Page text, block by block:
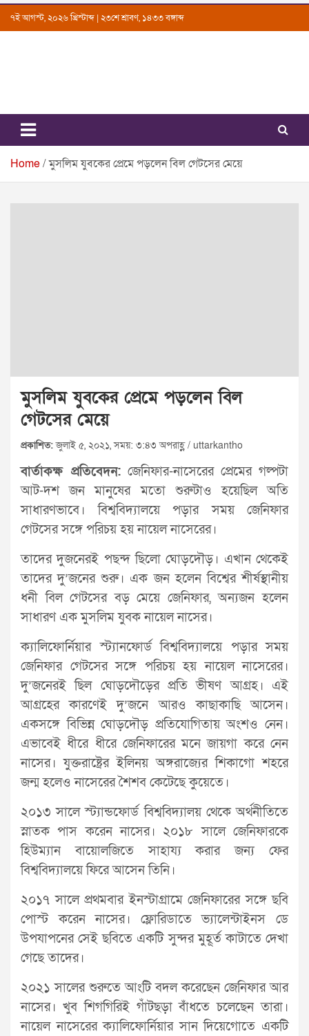
Skip৭ই আগস্ট, ২০২৬ খ্রিস্টাব্দ | ২৩শে শ্রাবণ, ১৪৩৩ বঙ্গাব্দ
Uttarkantho
News Portal
Home মুসলিম যুবকের প্রেমে পড়লেন বিল গেটসের মেয়ে
মুসলিম যুবকের প্রেমে পড়লেন বিল
গেটসের মেয়ে
প্রকাশিত:জুলাই ৫, ২০২১, সময়: ৩:৪৩ অপরাহ্ণ / uttarkantho
বার্তাকক্ষ প্রতিবেদন: জেনিফার-নাসেরের প্রেমের গল্পটা
আট-দশ জন মানুষের মতো শুরুটাও হয়েছিল অতি
সাধারণভাবে। বিশ্ববিদ্যালয়ে পড়ার সময় জেনিফার
গেটসের সঙ্গে পরিচয় হয় নায়েল নাসেরের।
তাদের দুজনেরই পছন্দ ছিলো ঘোড়দৌড়। এখান থেকেই
তাদের দু’জনের শুরু। এক জন হলেন বিশ্বের শীর্ষস্থানীয়
ধনী বিল গেটসের বড় মেয়ে জেনিফার, অন্যজন হলেন
সাধারণ এক মুসলিম যুবক নায়েল নাসের।
ক্যালিফোর্নিয়ার স্ট্যানফোর্ড বিশ্ববিদ্যালয়ে পড়ার সময়
জেনিফার গেটসের সঙ্গে পরিচয় হয় নায়েল নাসেরের।
দু’জনেরই ছিল ঘোড়দৌড়ের প্রতি ভীষণ আগ্রহ। এই
আগ্রহের কারণেই দু’জনে আরও কাছাকাছি আসেন।
একসঙ্গে বিভিন্ন ঘোড়দৌড় প্রতিযোগিতায় অংশও নেন।
এভাবেই ধীরে ধীরে জেনিফারের মনে জায়গা করে নেন
নাসের। যুক্তরাষ্ট্রের ইলিনয় অঙ্গরাজ্যের শিকাগো শহরে
জন্ম হলেও নাসেরের শৈশব কেটেছে কুয়েতে।
২০১৩ সালে স্ট্যান্ডফোর্ড বিশ্ববিদ্যালয় থেকে অর্থনীতিতে
স্নাতক পাস করেন নাসের। ২০১৮ সালে জেনিফারকে
হিউম্যান বায়োলজিতে সাহায্য করার জন্য ফের
বিশ্ববিদ্যালয়ে ফিরে আসেন তিনি।
২০১৭ সালে প্রথমবার ইনস্টাগ্রামে জেনিফারের সঙ্গে ছবি
পোস্ট করেন নাসের। ফ্লোরিডাতে ভ্যালেন্টাইনস ডে
উপযাপনের সেই ছবিতে একটি সুন্দর মুহূর্ত কাটাতে দেখা
গেছে তাদের।
২০২১ সালের শুরুতে আংটি বদল করেছেন জেনিফার আর
নাসের। খুব শিগগিরিই গাঁটছড়া বাঁধতে চলেছেন তারা।
নায়েল নাসেরের ক্যালিফোর্নিয়ার সান দিয়েগোতে একটি